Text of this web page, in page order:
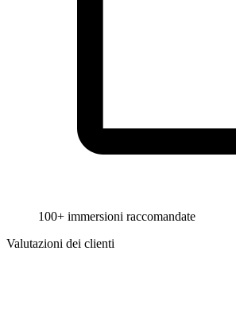
100+ immersioni raccomandate
Valutazioni dei clienti